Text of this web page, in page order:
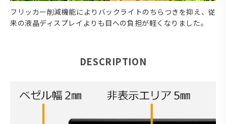
フリッカー削減機能によりバックライトのちらつきを抑え、従
来の液晶ディスプレイよりも目への負担が軽くなりました。
DESCRIPTION